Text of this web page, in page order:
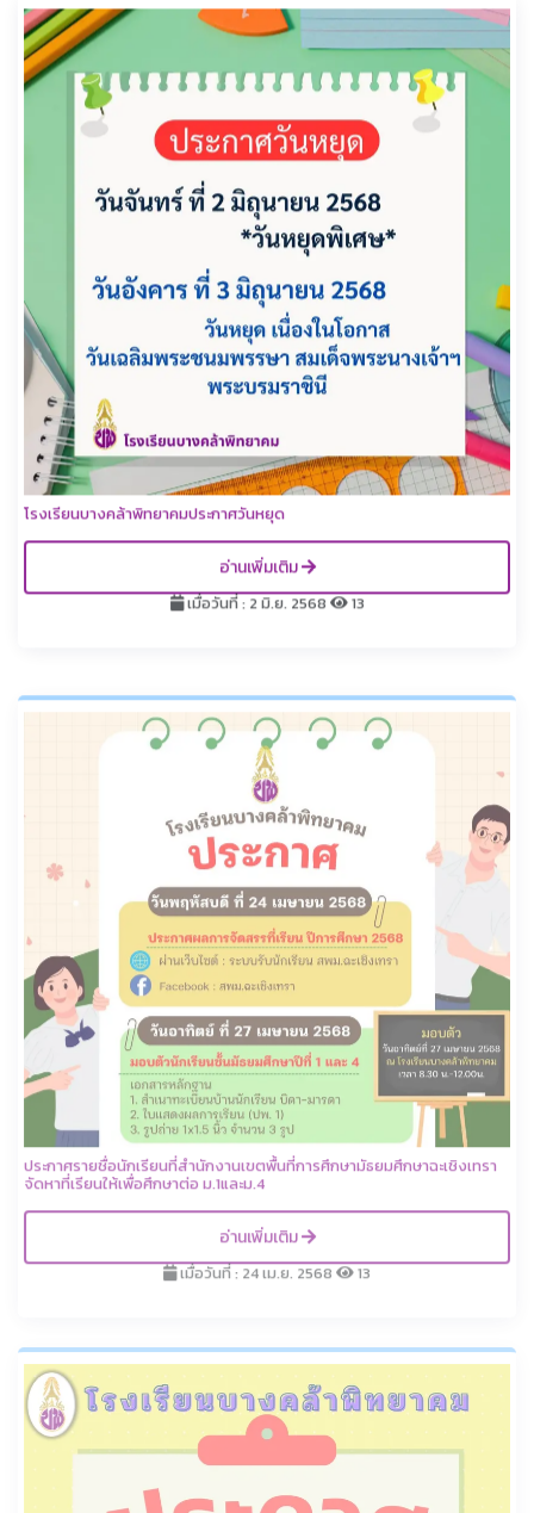
โรงเรียนบางคล้าพิทยาคมประกาศวันหยุด
อ่านเพิ่มเติม
เมื่อวันที่ : 2 มิ.ย. 2568 13
ประกาศรายชื่อนักเรียนที่สำนักงานเขตพื้นที่การศึกษามัธยมศึกษาฉะเชิงเทรา
จัดหาที่เรียนให้เพื่อศึกษาต่อ ม.1และม.4
อ่านเพิ่มเติม
เมื่อวันที่ : 24 เม.ย. 2568